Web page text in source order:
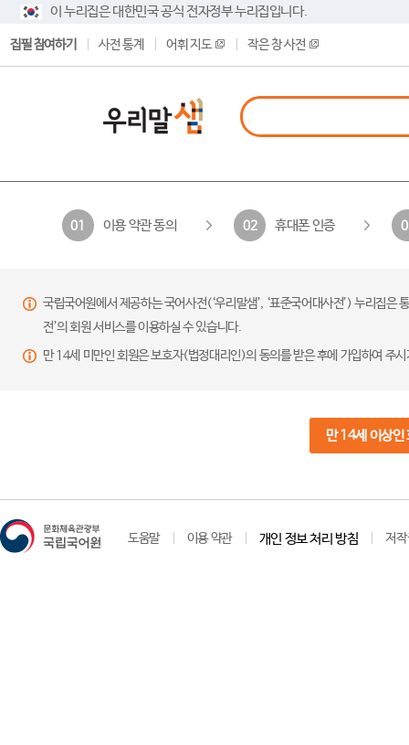
이 누리집은 대한민국 공식 전자정부 누리집입니다.
집필 참여하기 사전 통계 어휘 지도 작은 창 사전
01 이용 약관 동의 02 휴대폰 인증
국립국어원에서 제공하는 국어사전(‘우리말샘’, ‘표준국어대사전’) 누리집
전’의 회원 서비스를 이용하실 수 있습니다.
만 14세 미만인 회원은 보호자(법정대리인)의 동의를 받은 후에 가입하여 주
만 14세 이상인
도움말 이용 약관 개인 정보 처리 방침 저